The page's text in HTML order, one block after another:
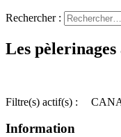
Rechercher :
Les pèlerinages
Filtre(s) actif(s) :
Information